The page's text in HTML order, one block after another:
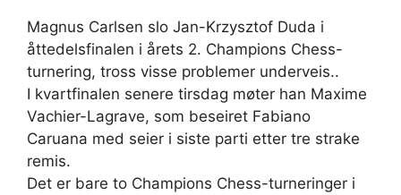
Magnus Carlsen slo Jan-Krzysztof Duda i
åttedelsfinalen i årets 2. Champions Chess-
turnering, tross visse problemer underveis..
I kvartfinalen senere tirsdag møter han Maxime
Vachier-Lagrave, som beseiret Fabiano
Caruana med seier i siste parti etter tre strake
remis.
Det er bare to Champions Chess-turneringer i